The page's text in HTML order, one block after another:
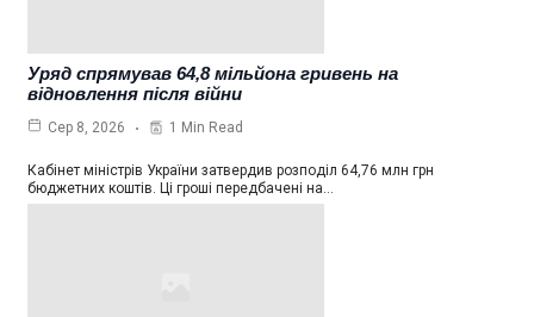
Уряд спрямував 64,8 мільйона гривень на
відновлення після війни
Сер 8, 2026 1 Min Read
Кабінет міністрів України затвердив розподіл 64,76 млн грн
бюджетних коштів. Ці гроші передбачені на…